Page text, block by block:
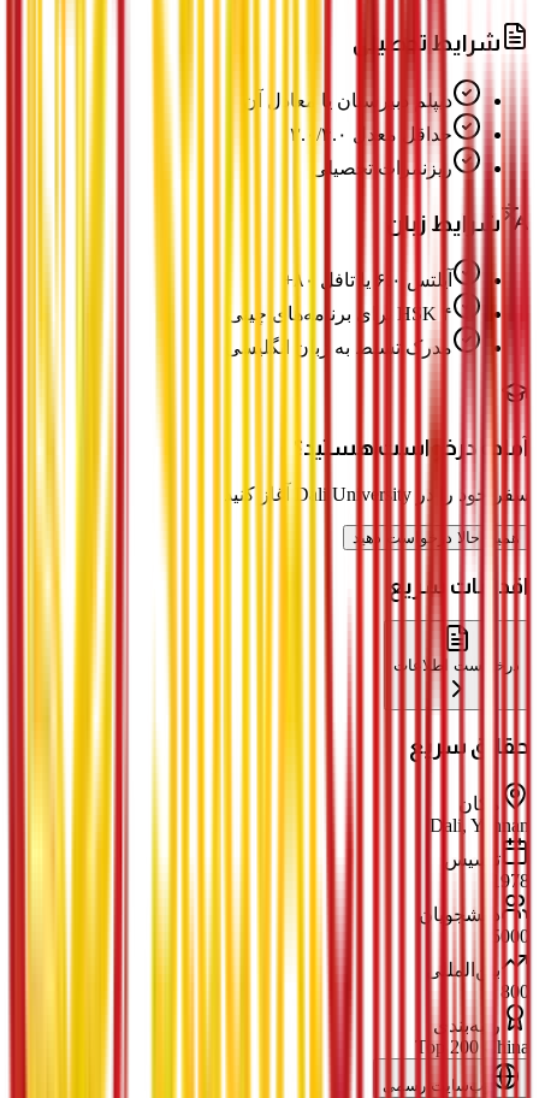
شرایط تحصیلی
دیپلم دبیرستان یا معادل آن
حداقل معدل ۳.۰/۴.۰
ریزنمرات تحصیلی
شرایط زبان
آیلتس ۶.۰ یا تافل ۸۰+
HSK ۴ برای برنامه‌های چینی
مدرک تسلط به زبان انگلیسی
آماده درخواست هستید؟
سفر خود را در Dali University آغاز کنید
همین حالا درخواست دهید
اقدامات سریع
درخواست اطلاعات
حقائق سریع
مکان
Dali, Yunnan
تأسیس
1978
دانشجویان
15000
بین‌المللی
800
رتبه‌بندی
Top 200 China
وب‌سایت رسمی